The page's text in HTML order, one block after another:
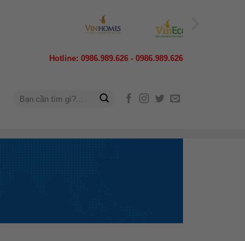
Hotline: 0986.989.626 - 0986.989.626